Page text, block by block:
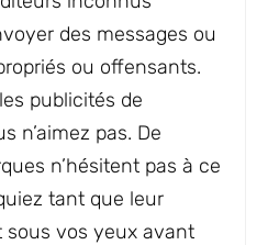
des messages ou
ou offensants.
publicités de
n’aimez pas. De
n’hésitent pas à ce
tant que leur
sous vos yeux avant